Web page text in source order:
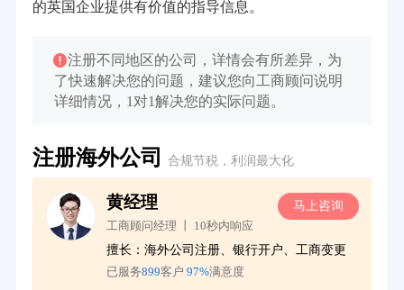
的英国企业提供有价值的指导信息。
注册不同地区的公司，详情会有所差异，为
了快速解决您的问题，建议您向工商顾问说明
详细情况，1对1解决您的实际问题。
注册海外公司 合规节税，利润最大化
黄经理
工商顾问经理 丨 10秒内响应
擅长：海外公司注册、银行开户、工商变更
已服务899客户 97%满意度
马上咨询